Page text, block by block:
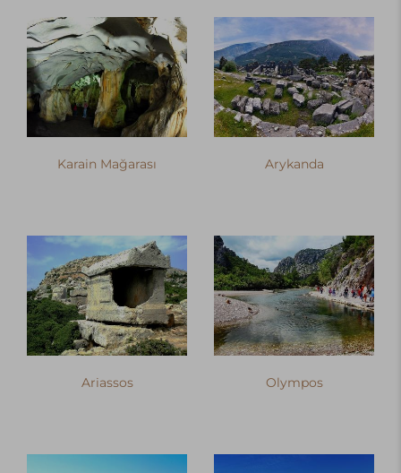
Karain Mağarası Arykanda
Ariassos Olympos